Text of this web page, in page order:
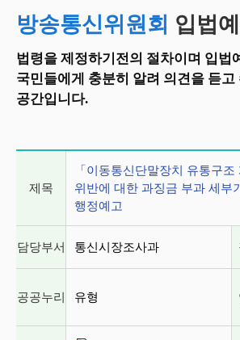
방송통신위원회 입법
법령을 제정하기전의 절차이며 입법
국민들에게 충분히 알려 의견을 듣
공간입니다.
게시글 상세 정보
제목
「이동통신단말장치 유통구
위반에 대한 과징금 부과 세부
행정예고
담당부서 통신시장조사과
공공누리 유형